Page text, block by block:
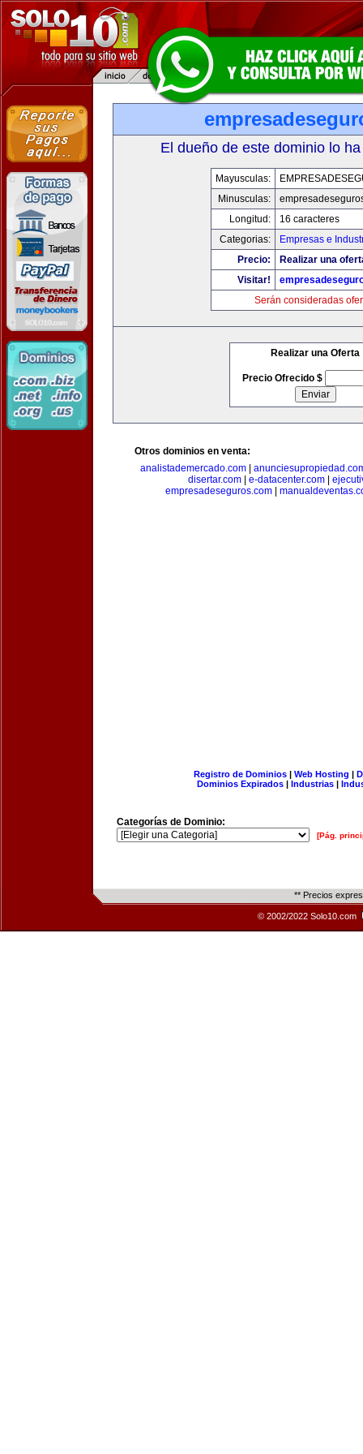
El dueño de este dominio lo
Mayusculas:
Minusculas:
Longitud:
16 caracteres
Categorias:
Empresas e
Precio:
Realizar una
Visitar!
Serán consideradas
Realizar una Oferta
Precio Ofrecido $
Otros dominios en venta:
analistademercado.com
disertar.com| e-datacenter.com|
empresadeseguros.com
Registro de Dominios| Web Hosting |
Dominios Expirados | Industrias |
Categorías de Dominio:
[Pág.
** Precios
© 2002/2022 Solo10.com